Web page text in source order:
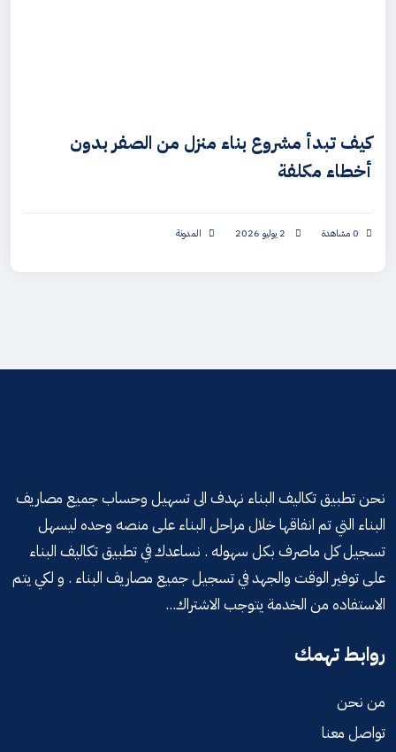
كيف تبدأ مشروع بناء منزل من الصفر بدون
أخطاء مكلفة
0 مشاهدة المدونة
نحن تطبيق تكاليف البناء نهدف الى تسهيل وحساب جميع مصاريف
البناء التي تم انفاقها خلال مراحل البناء على منصه وحده ليسهل
تسجيل كل ماصرف بكل سهوله . نساعدك في تطبيق تكاليف البناء
على توفير الوقت والجهد في تسجيل جميع مصاريف البناء . و لكي يتم
الاستفاده من الخدمة يتوجب الاشتراك...
روابط تهمك
من نحن
تواصل معنا